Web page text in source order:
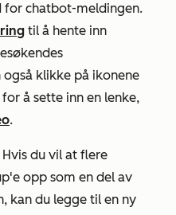
for chatbot-meldingen.
til å hente inn
klikke på ikonene
å sette inn en lenke,
.
du vil at flere
opp som en del av
kan du legge til en ny